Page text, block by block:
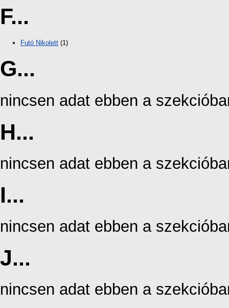
F...
Futó Nikolett (1)
G...
nincsen adat ebben a
H...
nincsen adat ebben a
I...
nincsen adat ebben a
J...
nincsen adat ebben a